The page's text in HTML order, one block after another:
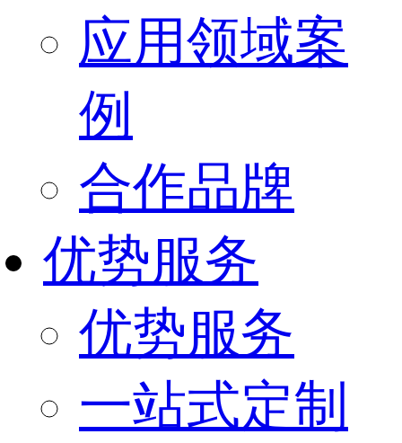
应用领域案
例
合作品牌
优势服务
优势服务
一站式定制